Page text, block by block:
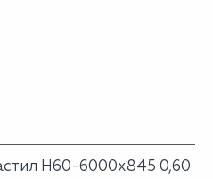
Н60-6000х845 0,60